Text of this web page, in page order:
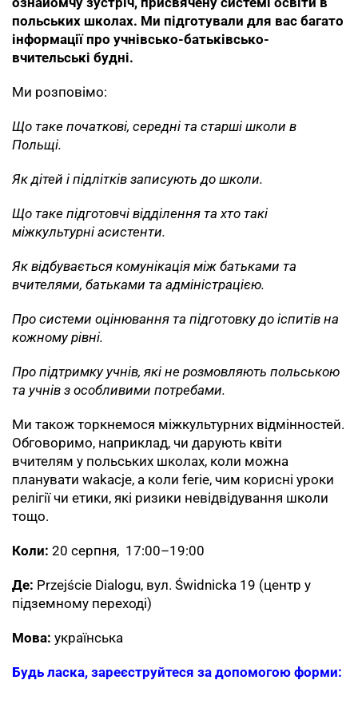
польських школах. Ми підготували для вас багато
інформації про учнівсько-батьківсько-
вчительські будні.
Ми розповімо:
Що таке початкові, середні та старші школи в
Польщі.
Як дітей і підлітків записують до школи.
Що таке підготовчі відділення та хто такі
міжкультурні асистенти.
Як відбувається комунікація між батьками та
вчителями, батьками та адміністрацією.
Про системи оцінювання та підготовку до іспитів на
кожному рівні.
Про підтримку учнів, які не розмовляють польською
та учнів з особливими потребами.
Ми також торкнемося міжкультурних відмінностей.
Обговоримо, наприклад, чи дарують квіти
вчителям у польських школах, коли можна
планувати wakacje, а коли ferie, чим корисні уроки
релігії чи етики, які ризики невідвідування школи
тощо.
Коли: 20 серпня, 17:00–19:00
Де: Przejście Dialogu, вул. Świdnicka 19 (центр у
підземному переході)
Мова: українська
Будь ласка, зареєструйтеся за допомогою форми: